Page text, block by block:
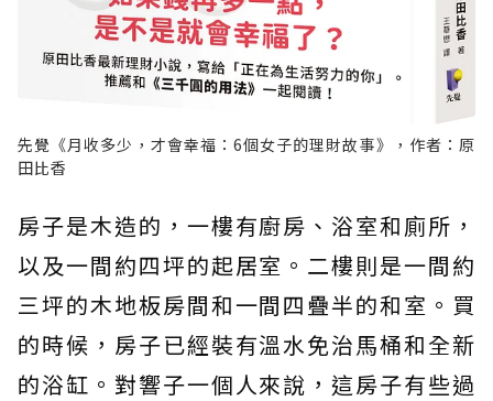
先覺《月收多少，才會幸福：6個女子的理財故事》，作者：原
田比香
房子是木造的，一樓有廚房、浴室和廁所，
以及一間約四坪的起居室。二樓則是一間約
三坪的木地板房間和一間四疊半的和室。買
的時候，房子已經裝有溫水免治馬桶和全新
的浴缸。對響子一個人來說，這房子有些過